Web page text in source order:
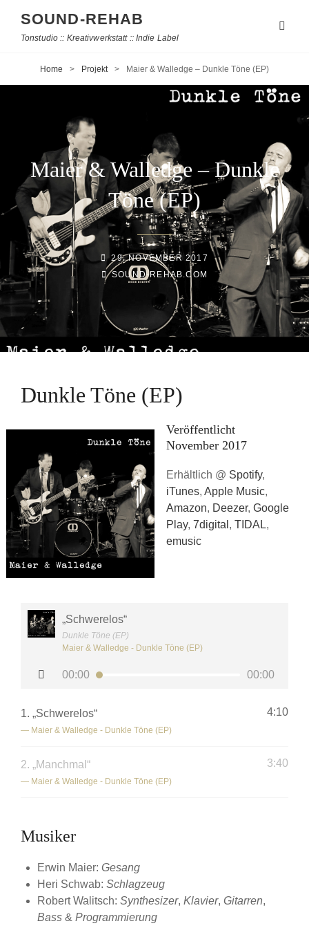
SOUND-REHAB
Tonstudio :: Kreativwerkstatt :: Indie Label
Home > Projekt > Maier & Walledge – Dunkle Töne (EP)
Maier & Walledge – Dunkle
Töne (EP)
POSTED-
ON
29. NOVEMBER 2017
BY
BYLINE
SOUND-REHAB.COM
Dunkle Töne (EP)
Veröffentlicht
November 2017
Erhältlich @ Spotify,
iTunes,Apple Music,
Amazon, Deezer,Google
Play,7digital ,TIDAL,
emusic
„Schwerelos“
Dunkle Töne (EP)
Maier & Walledge - Dunkle Töne (EP)
Audio-
00:00 00:00
1. „Schwerelos“
— Maier & Walledge - Dunkle Töne (EP)
4:10
2. „Manchmal“
— Maier & Walledge - Dunkle Töne (EP)
3:40
Musiker
Erwin Maier: Gesang
Heri Schwab: Schlagzeug
Robert Walitsch: Synthesizer, Klavier, Gitarren,
Bass & Programmierung